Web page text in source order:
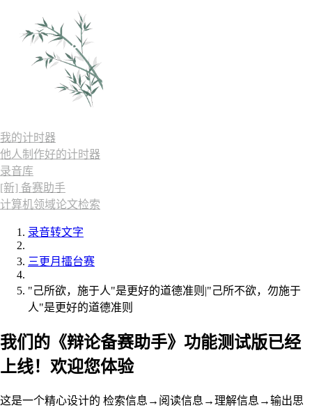
我的计时器
他人制作好的计时器
录音库
[新] 备赛助手
计算机领域论文检索
录音转文字
三更月擂台赛
"己所欲，施于人"是更好的道德准则|"己所不欲，勿施于
人"是更好的道德准则
我们的《辩论备赛助手》功能测试版已经
上线！欢迎您体验
这是一个精心设计的 检索信息→阅读信息→理解信息→输出思